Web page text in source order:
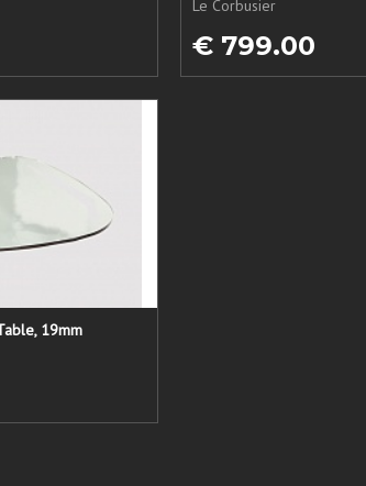
Le Corbusier
€ 799.00
19mm